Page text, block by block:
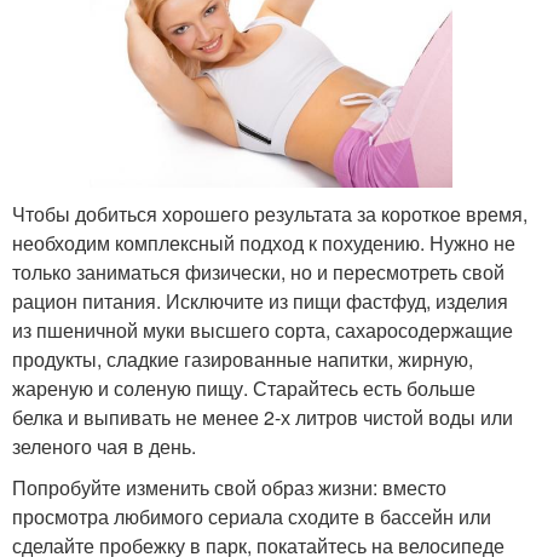
Чтобы добиться хорошего результата за короткое время,
необходим комплексный подход к похудению. Нужно не
только заниматься физически, но и пересмотреть свой
рацион питания. Исключите из пищи фастфуд, изделия
из пшеничной муки высшего сорта, сахаросодержащие
продукты, сладкие газированные напитки, жирную,
жареную и соленую пищу. Старайтесь есть больше
белка и выпивать не менее 2-х литров чистой воды или
зеленого чая в день.
Попробуйте изменить свой образ жизни: вместо
просмотра любимого сериала сходите в бассейн или
сделайте пробежку в парк, покатайтесь на велосипеде